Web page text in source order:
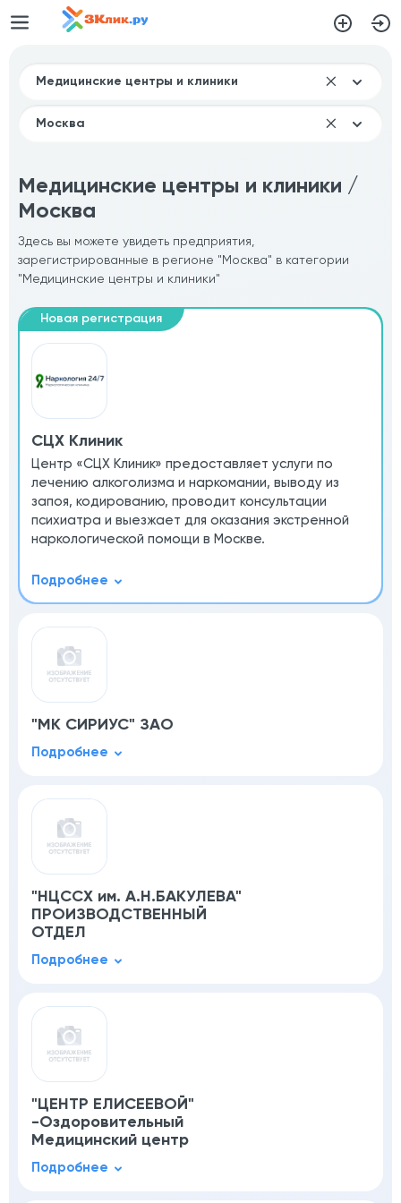
Медицинские центры и клиники /
Москва
Здесь вы можете увидеть предприятия,
зарегистрированные в регионе "Москва" в категории
"Медицинские центры и клиники"
СЦХ Клиник
Центр «СЦХ Клиник» предоставляет услуги по
лечению алкоголизма и наркомании, выводу из
запоя, кодированию, проводит консультации
психиатра и выезжает для оказания экстренной
наркологической помощи в Москве.
"МК СИРИУС" ЗАО
"НЦССХ им. А.Н.БАКУЛЕВА"
ПРОИЗВОДСТВЕННЫЙ
ОТДЕЛ
"ЦЕНТР ЕЛИСЕЕВОЙ"
-Оздоровительный
Медицинский центр